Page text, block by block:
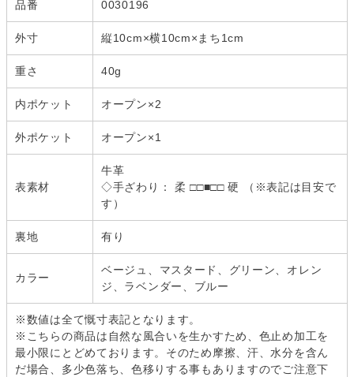
品番 0030196
外寸 縦10cm×横10cm×まち1cm
重さ 40g
内ポケット オープン×2
外ポケット オープン×1
表素材
牛革
◇手ざわり： 柔 □□■□□ 硬 （※表記は目安で
す）
裏地 有り
カラー
ベージュ、マスタード、グリーン、オレン
ジ、ラベンダー、ブルー
※数値は全て慨寸表記となります。
※こちらの商品は自然な風合いを生かすため、色止め加工を
最小限にとどめております。そのため摩擦、汗、水分を含ん
だ場合、多少色落ち、色移りする事もありますのでご注意下